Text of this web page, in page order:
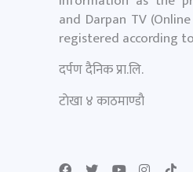
and Darpan TV
registered according
दर्पण दैनिक प्रा.लि.
टाेखा ४ काठमाण्डाै